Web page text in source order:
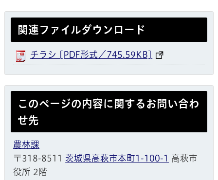
関連ファイルダウンロード
チラシ [PDF形式／745.59KB]
このページの内容に関するお問い合わ
せ先
農林課
〒318-8511 茨城県高萩市本町1-100-1 高萩市
役所 2階